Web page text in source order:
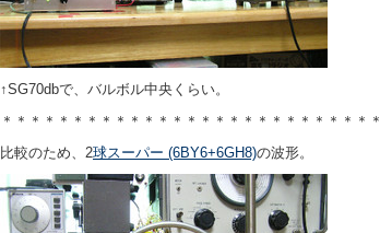
↑SG70dbで、バルボル中央くらい。
＊＊＊＊＊＊＊＊＊＊＊＊＊＊＊＊＊＊＊＊＊＊＊＊＊＊＊
比較のため、2球スーパー (6BY6+6GH8)の波形。